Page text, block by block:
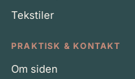
Tekstiler
PRAKTISK & KONTAKT
Om siden